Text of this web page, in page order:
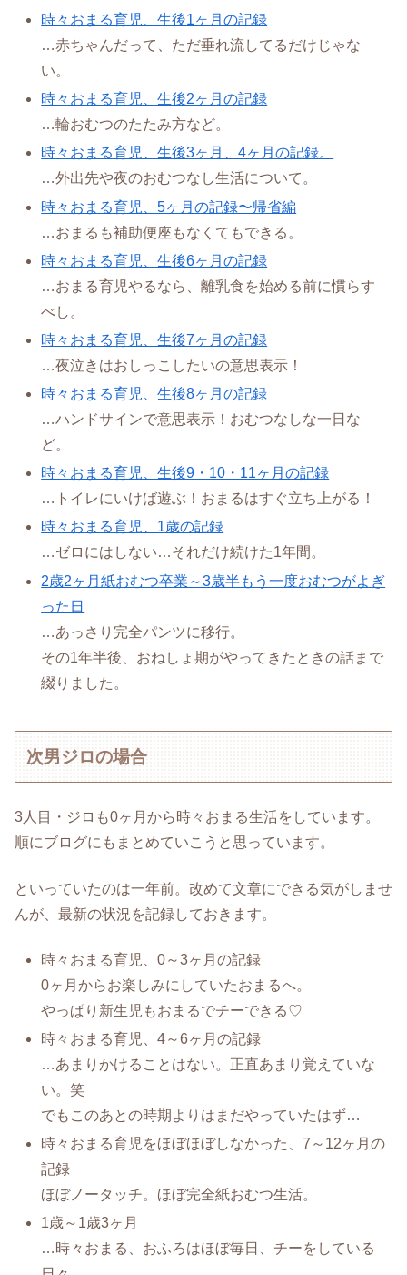
時々おまる育児、生後1ヶ月の記録
…赤ちゃんだって、ただ垂れ流してるだけじゃな
い。
時々おまる育児、生後2ヶ月の記録
…輪おむつのたたみ方など。
時々おまる育児、生後3ヶ月、4ヶ月の記録。
…外出先や夜のおむつなし生活について。
時々おまる育児、5ヶ月の記録〜帰省編
…おまるも補助便座もなくてもできる。
時々おまる育児、生後6ヶ月の記録
…おまる育児やるなら、離乳食を始める前に慣らす
べし。
時々おまる育児、生後7ヶ月の記録
…夜泣きはおしっこしたいの意思表示！
時々おまる育児、生後8ヶ月の記録
…ハンドサインで意思表示！おむつなしな一日な
ど。
時々おまる育児、生後9・10・11ヶ月の記録
…トイレにいけば遊ぶ！おまるはすぐ立ち上がる！
時々おまる育児、1歳の記録
…ゼロにはしない…それだけ続けた1年間。
2歳2ヶ月紙おむつ卒業～3歳半もう一度おむつがよぎ
った日
…あっさり完全パンツに移行。
その1年半後、おねしょ期がやってきたときの話まで
綴りました。
次男ジロの場合
3人目・ジロも0ヶ月から時々おまる生活をしています。
順にブログにもまとめていこうと思っています。
といっていたのは一年前。改めて文章にできる気がしませ
んが、最新の状況を記録しておきます。
時々おまる育児、0～3ヶ月の記録
0ヶ月からお楽しみにしていたおまるへ。
やっぱり新生児もおまるでチーできる♡
時々おまる育児、4～6ヶ月の記録
…あまりかけることはない。正直あまり覚えていな
い。笑
でもこのあとの時期よりはまだやっていたはず…
時々おまる育児をほぼほぼしなかった、7～12ヶ月の
記録
ほぼノータッチ。ほぼ完全紙おむつ生活。
1歳～1歳3ヶ月
…時々おまる、おふろはほぼ毎日、チーをしている